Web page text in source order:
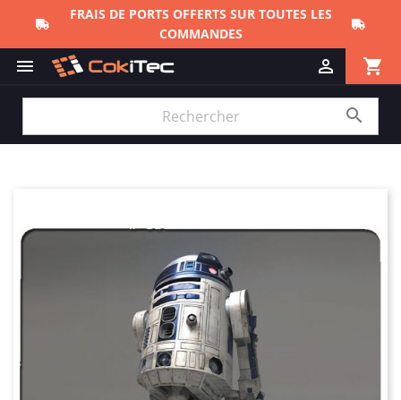
FRAIS DE PORTS OFFERTS SUR TOUTES LES
COMMANDES
 shopping_cart

